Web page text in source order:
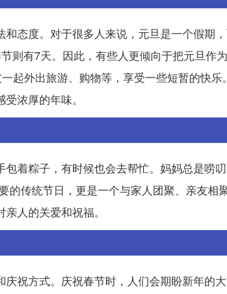
态度。对于很多人来说，元旦是一个假期
有7天。因此，有些人更倾向于把元旦作
起外出旅游、购物等，享受一些短暂的快
浓厚的年味。
着粽子，有时候也会去帮忙。妈妈总是唠
的传统节日，更是一个与家人团聚、亲友相
人的关爱和祝福。
祝方式。庆祝春节时，人们会期盼新年的